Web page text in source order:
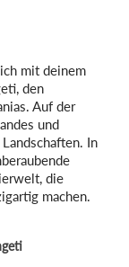
mit deinem
den
Auf der
und
In
die
machen.